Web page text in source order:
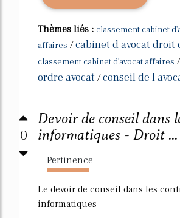
Thèmes liés : classement cabinet
affaires /cabinet d avocat droit
classement cabinet d'avocat affaires /
ordre avocat /conseil de l
0
Devoir de conseil dans
informatiques - Droit ...
Pertinence
277%
Le devoir de conseil dans les
informatiques